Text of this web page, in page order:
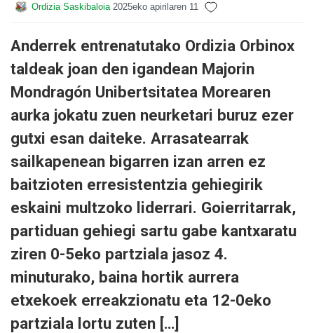
Ordizia Saskibaloia 2025eko apirilaren 11
Anderrek entrenatutako Ordizia Orbinox
taldeak joan den igandean Majorin
Mondragón Unibertsitatea Morearen
aurka jokatu zuen neurketari buruz ezer
gutxi esan daiteke. Arrasatearrak
sailkapenean bigarren izan arren ez
baitzioten erresistentzia gehiegirik
eskaini multzoko liderrari. Goierritarrak,
partiduan gehiegi sartu gabe kantxaratu
ziren 0-5eko partziala jasoz 4.
minuturako, baina hortik aurrera
etxekoek erreakzionatu eta 12-0eko
partziala lortu zuten […]